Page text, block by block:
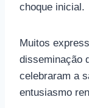
choque inicial.
Muitos
disseminação
celebraram a
entusiasmo